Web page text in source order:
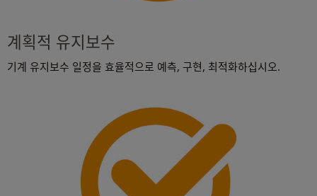
계획적 유지보수
기계 유지보수 일정을 효율적으로 예측, 구현, 최적화하십시오.